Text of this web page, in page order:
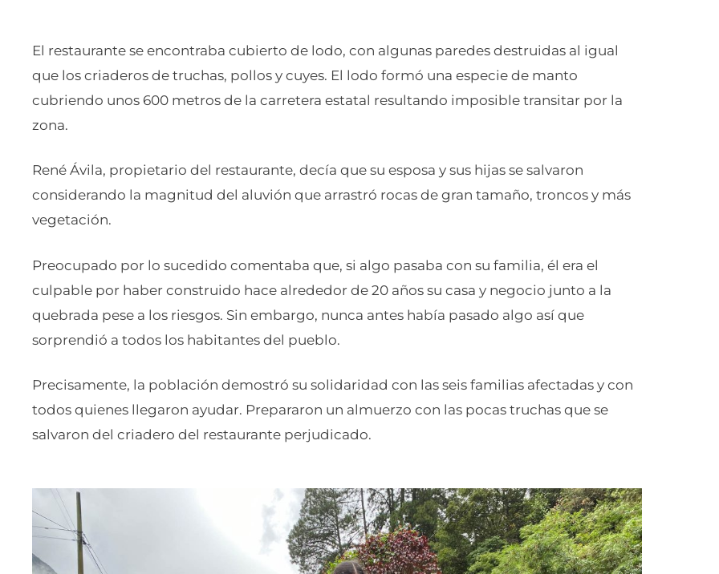
El restaurante se encontraba cubierto de lodo, con algunas paredes destruidas al igual
que los criaderos de truchas, pollos y cuyes. El lodo formó una especie de manto
cubriendo unos 600 metros de la carretera estatal resultando imposible transitar por la
zona.
René Ávila, propietario del restaurante, decía que su esposa y sus hijas se salvaron
considerando la magnitud del aluvión que arrastró rocas de gran tamaño, troncos y más
vegetación.
Preocupado por lo sucedido comentaba que, si algo pasaba con su familia, él era el
culpable por haber construido hace alrededor de 20 años su casa y negocio junto a la
quebrada pese a los riesgos. Sin embargo, nunca antes había pasado algo así que
sorprendió a todos los habitantes del pueblo.
Precisamente, la población demostró su solidaridad con las seis familias afectadas y con
todos quienes llegaron ayudar. Prepararon un almuerzo con las pocas truchas que se
salvaron del criadero del restaurante perjudicado.